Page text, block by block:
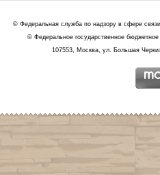
© Федеральная служба по надзору в сфере
© Федеральное государственное
107553, Москва, ул. Большая